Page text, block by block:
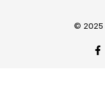
© 2025